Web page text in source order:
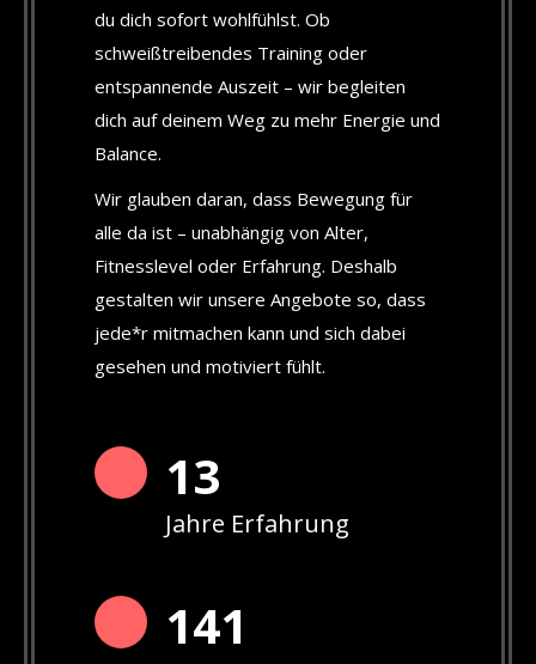
du dich sofort wohlfühlst. Ob
schweißtreibendes Training oder
entspannende Auszeit – wir begleiten
dich auf deinem Weg zu mehr Energie und
Balance.
Wir glauben daran, dass Bewegung für
alle da ist – unabhängig von Alter,
Fitnesslevel oder Erfahrung. Deshalb
gestalten wir unsere Angebote so, dass
jede*r mitmachen kann und sich dabei
gesehen und motiviert fühlt.
13
Jahre Erfahrung
142